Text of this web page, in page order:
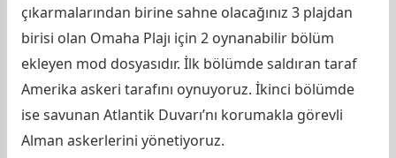
çıkarmalarından birine sahne olacağınız 3 plajdan
birisi olan Omaha Plajı için 2 oynanabilir bölüm
ekleyen mod dosyasıdır. İlk bölümde saldıran taraf
Amerika askeri tarafını oynuyoruz. İkinci bölümde
ise savunan Atlantik Duvarı’nı korumakla görevli
Alman askerlerini yönetiyoruz.